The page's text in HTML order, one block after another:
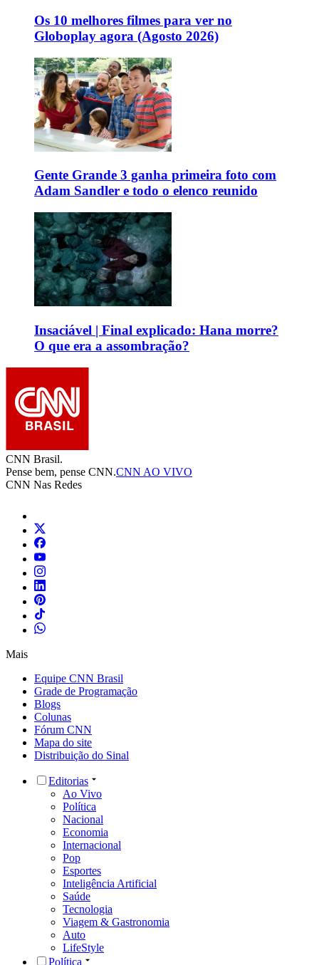
Os 10 melhores filmes para ver no
Globoplay agora (Agosto 2026)
Gente Grande 3 ganha primeira foto com
Adam Sandler e todo o elenco reunido
Insaciável | Final explicado: Hana morre?
O que era a assombração?
CNN Brasil.
Pense bem, pense CNN.CNN AO VIVO
CNN Nas Redes
Mais
Equipe CNN Brasil
Grade de Programação
Blogs
Colunas
Fórum CNN
Mapa do site
Distribuição do Sinal
Editorias
Ao Vivo
Política
Nacional
Economia
Internacional
Pop
Esportes
Inteligência Artificial
Saúde
Tecnologia
Viagem & Gastronomia
Auto
LifeStyle
Política